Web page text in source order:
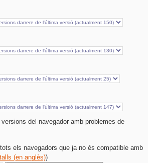
del navegador amb problemes de
els navegadors que ja no és compatible amb
(en anglès))